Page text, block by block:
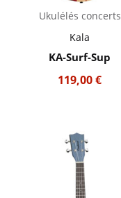
Ukulélés concerts
Kala
KA-Surf-Sup
119,00€